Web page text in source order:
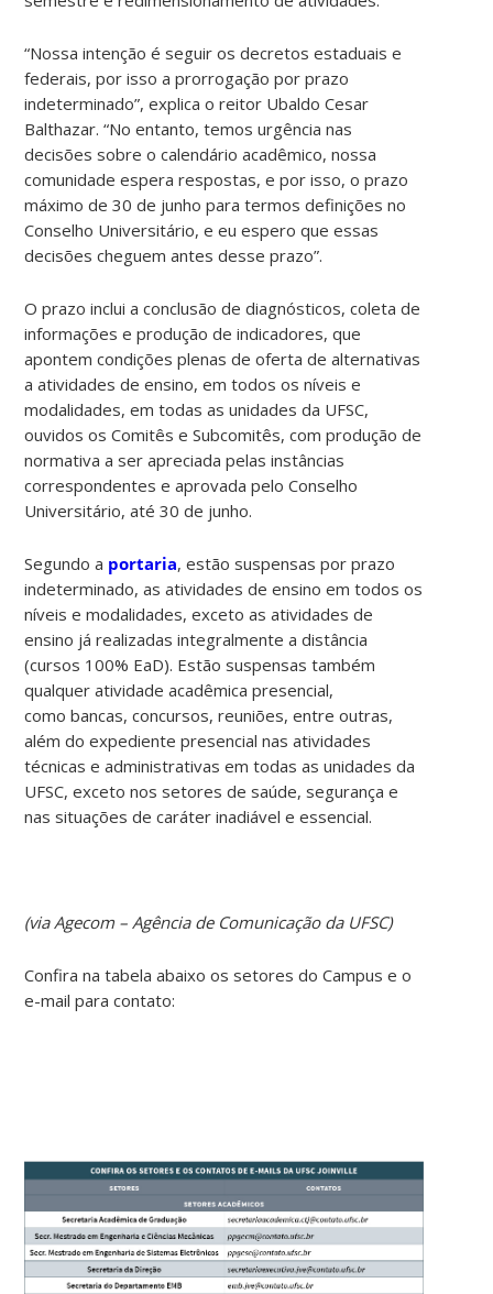
“Nossa intenção é seguir os decretos estaduais e
federais, por isso a prorrogação por prazo
indeterminado”, explica o reitor Ubaldo Cesar
Balthazar. “No entanto, temos urgência nas
decisões sobre o calendário acadêmico, nossa
comunidade espera respostas, e por isso, o prazo
máximo de 30 de junho para termos definições no
Conselho Universitário, e eu espero que essas
decisões cheguem antes desse prazo”.
O prazo inclui a conclusão de diagnósticos, coleta de
informações e produção de indicadores, que
apontem condições plenas de oferta de alternativas
a atividades de ensino, em todos os níveis e
modalidades, em todas as unidades da UFSC,
ouvidos os Comitês e Subcomitês, com produção de
normativa a ser apreciada pelas instâncias
correspondentes e aprovada pelo Conselho
Universitário, até 30 de junho.
Segundo a portaria, estão suspensas por prazo
indeterminado, as atividades de ensino em todos os
níveis e modalidades, exceto as atividades de
ensino já realizadas integralmente a distância
(cursos 100% EaD). Estão suspensas também
qualquer atividade acadêmica presencial,
como bancas, concursos, reuniões, entre outras,
além do expediente presencial nas atividades
técnicas e administrativas em todas as unidades da
UFSC, exceto nos setores de saúde, segurança e
nas situações de caráter inadiável e essencial.
(via Agecom – Agência de Comunicação da UFSC)
Confira na tabela abaixo os setores do Campus e o
e-mail para contato: